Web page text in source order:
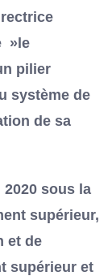
»le
pilier
système de
de sa
2020 sous la
supérieur,
et de
supérieur et